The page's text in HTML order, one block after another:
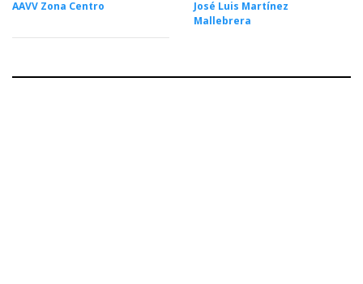
AAVV Zona Centro
José Luis Martínez
Mallebrera